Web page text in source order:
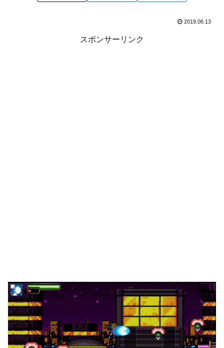
2019.06.13
スポンサーリンク